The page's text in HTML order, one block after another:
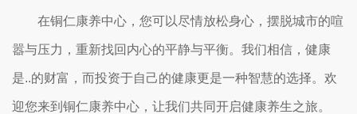
在铜仁康养中心，您可以尽情放松身心，摆脱城市的喧
嚣与压力，重新找回内心的平静与平衡。我们相信，健康
是..的财富，而投资于自己的健康更是一种智慧的选择。欢
迎您来到铜仁康养中心，让我们共同开启健康养生之旅。